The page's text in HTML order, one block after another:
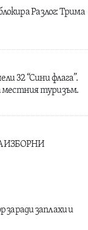
Разлог: Трима
32 “Сини флага”.
местния туризъм.
ИЗБОРНИ
заради заплахи и